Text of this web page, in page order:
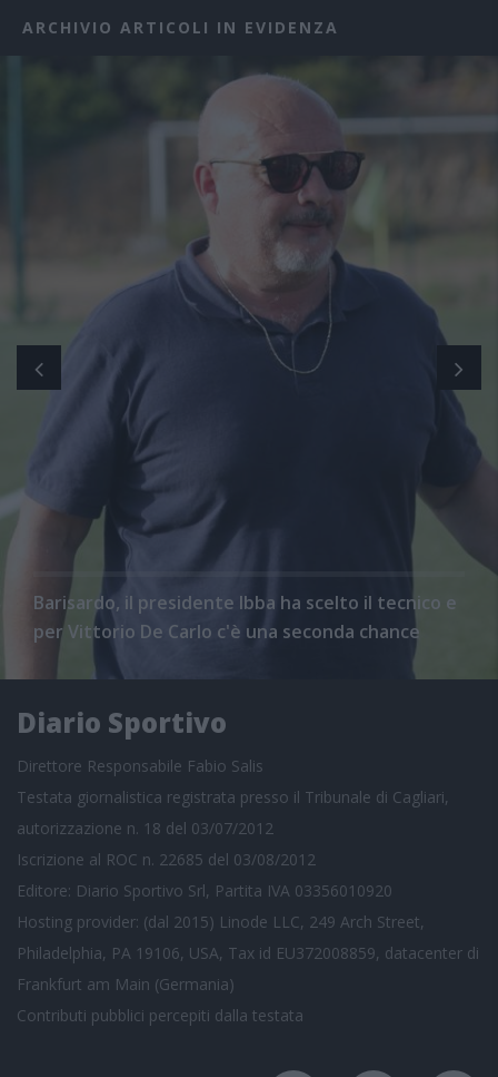
ARCHIVIO ARTICOLI IN EVIDENZA
Barisardo, il presidente Ibba ha scelto il tecnico e
per Vittorio De Carlo c'è una seconda chance
Diario Sportivo
Direttore Responsabile Fabio Salis
Testata giornalistica registrata presso il Tribunale di Cagliari,
autorizzazione n. 18 del 03/07/2012
Iscrizione al ROC n. 22685 del 03/08/2012
Editore: Diario Sportivo Srl, Partita IVA 03356010920
Hosting provider: (dal 2015) Linode LLC, 249 Arch Street,
Philadelphia, PA 19106, USA, Tax id EU372008859, datacenter di
Frankfurt am Main (Germania)
Contributi pubblici percepiti dalla testata